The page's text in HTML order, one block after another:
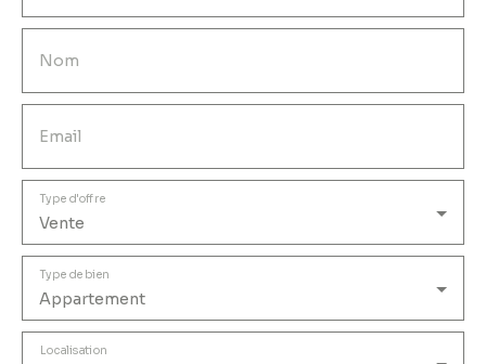
Nom
Email
Vente
Type d'offre
Appartement
Type de bien
Localisation